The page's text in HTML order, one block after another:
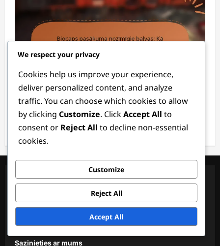
Pasākuma nozīmīgie balvas
Biocaps pasākuma nozīmīgie balvas: Kā
nopelnīt, Pieprasīšanas process, Atlīdzības
Lila Montgomerija 3 months ago 0
Juridiskā informācija
Sīkdatņu politika
Jūsu privātums
Sazinieties ar mums
We respect your privacy
Cookies help us improve your experience,
deliver personalized content, and analyze
traffic. You can choose which cookies to allow
by clicking Customize. ClickAccept All to
consent or Reject All to decline non-essential
cookies.
Customize
Reject All
Accept All